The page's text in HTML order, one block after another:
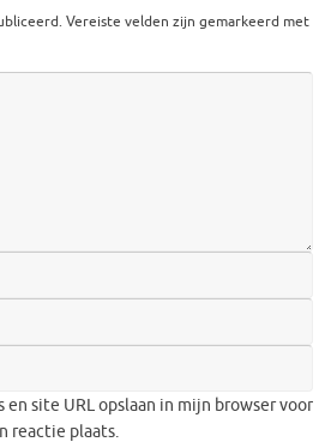
Vereiste velden zijn gemarkeerd met
en site URL opslaan in mijn browser voor
reactie plaats.